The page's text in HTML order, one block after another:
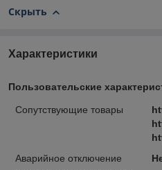
Скрыть
Характеристики
Пользовательские
Cопутствующие товары
Аварийное отключение